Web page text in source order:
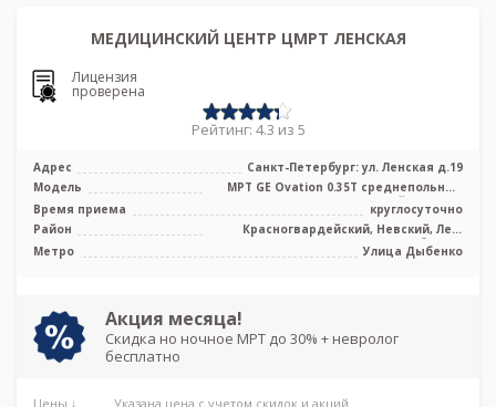
МЕДИЦИНСКИЙ ЦЕНТР ЦМРТ ЛЕНСКАЯ
Лицензия
проверена
Рейтинг: 4.3 из 5
Адрес
Санкт-Петербург: ул. Ленская д.19
Модель
МРТ GE Ovation 0.35T среднепольный
открытый тип, УЗИ
Время приема
круглосуточно
Район
Красногвардейский, Невский, Лен.
область
Метро Улица Дыбенко
Акция месяца!
Скидка но ночное МРТ до 30% + невролог
бесплатно
Цены ↓ Указана цена с учетом скидок и акций